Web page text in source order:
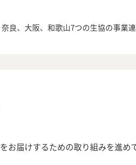
良、大阪、和歌山7つの生協の事業連
お届けするための取り組みを進め